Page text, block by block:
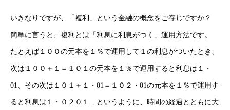
いきなりですが、「複利」という金融の概念をご存じですか？
簡単に言うと、複利とは「利息に利息がつく」運用方法です。
たとえば１００の元本を１％で運用して１の利息がついたとき、
次は１００＋１＝１０１の元本を１％で運用すると利息は１・
01、その次は１０１＋１・01＝１０２・01の元本を１％で運用す
ると利息は１・０２０１…というように、時間の経過とともに大